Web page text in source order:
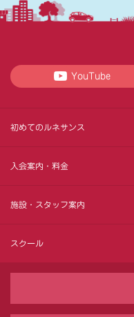
YouTube
初めてのルネサンス
入会案内・料金
施設・スタッフ案内
スクール